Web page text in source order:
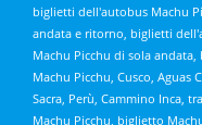
biglietti dell'autobus Machu
andata e ritorno, biglietti
Machu Picchu di sola
Machu Picchu, Cusco, Aguas
Sacra, Perù, Cammino Inca,
Machu Picchu, biglietto